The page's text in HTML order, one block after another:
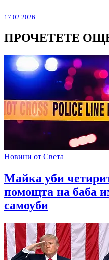
17.02.2026
ПРОЧЕТЕТЕ
Новини от Света
Майка уби
помощта на баба
самоуби